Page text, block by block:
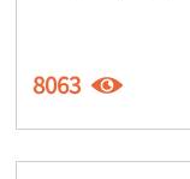
8063